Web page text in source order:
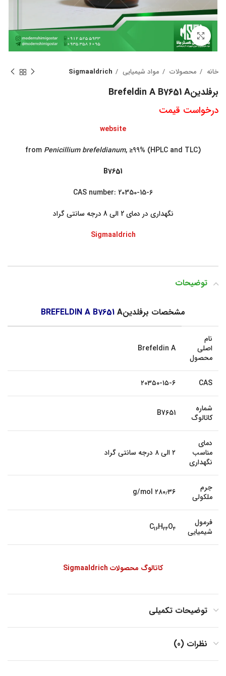
بزرگنمایی تصویر
خانه محصولات مواد شیمیایی Sigmaaldrich
برفلدینBrefeldin A B7651 A
درخواست قیمت
website
from Penicillium brefeldianum, ≥99% (HPLC and TLC)
B7651
CAS number: 20350-15-6
نگهداری در دمای 2 الی 8 درجه سانتی گراد
Sigmaaldrich
توضیحات
مشخصات برفلدین BREFELDIN A B7651 A
نام
اصلی
محصول
Brefeldin A
CAS ۲۰۳۵۰-۱۵-۶
شماره
کاتالوگ
B7651
دمای
مناسب
نگهداری
۲ الی ۸ درجه سانتی گراد
جرم
ملکولی
۲۸۰٫۳۶ g/mol
فرمول
شیمیایی
C16H24O4
کاتالوگ محصولات Sigmaaldrich
توضیحات تکمیلی
نظرات (0)